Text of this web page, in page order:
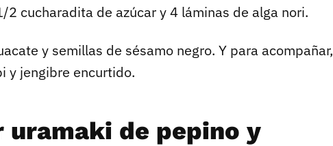
2 cucharadita de azúcar y 4 láminas de alga nori.
y semillas de sésamo negro. Y para acompañar,
y jengibre encurtido.
uramaki de pepino y